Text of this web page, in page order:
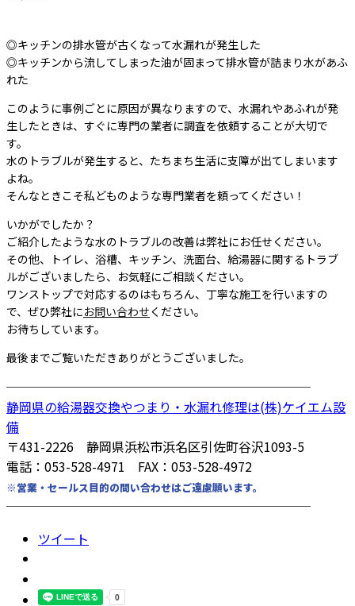
◎キッチンの排水管が古くなって水漏れが発生した
◎キッチンから流してしまった油が固まって排水管が詰まり水があふ
れた
このように事例ごとに原因が異なりますので、水漏れやあふれが発
生したときは、すぐに専門の業者に調査を依頼することが大切で
す。
水のトラブルが発生すると、たちまち生活に支障が出てしまいます
よね。
そんなときこそ私どものような専門業者を頼ってください！
いかがでしたか？
ご紹介したような水のトラブルの改善は弊社にお任せください。
その他、トイレ、浴槽、キッチン、洗面台、給湯器に関するトラブ
ルがございましたら、お気軽にご相談ください。
ワンストップで対応するのはもちろん、丁寧な施工を行いますの
で、ぜひ弊社にお問い合わせ ください。
お待ちしています。
最後までご覧いただきありがとうございました。
────────────────────────
静岡県の給湯器交換やつまり・水漏れ修理は(株)ケイエム設
備
〒431-2226 静岡県浜松市浜名区引佐町谷沢1093-5
電話：053-528-4971 FAX：053-528-4972
※営業・セールス目的の問い合わせはご遠慮願います。
────────────────────────
ツイート